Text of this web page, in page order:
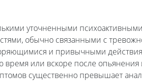
уточненными
обычно связанными с
и привычными
или вскоре после
существенно превышает